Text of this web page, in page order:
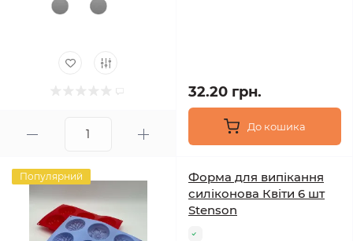
32.20 грн.
До кошика
Популярний
Форма для випікання
силіконова Квіти 6 шт
Stenson